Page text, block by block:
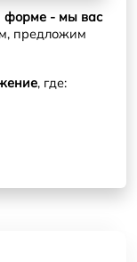
форме - мы вас
предложим
, где: